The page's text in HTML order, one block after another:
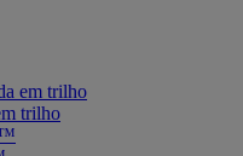
em trilho
trilho